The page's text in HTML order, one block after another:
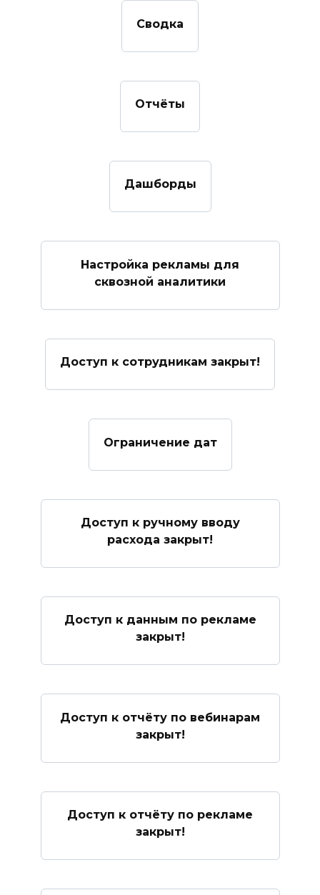
Сводка
Отчёты
Дашборды
Настройка рекламы для
сквозной аналитики
Доступ к сотрудникам закрыт!
Ограничение дат
Доступ к ручному вводу
расхода закрыт!
Доступ к данным по рекламе
закрыт!
Доступ к отчёту по вебинарам
закрыт!
Доступ к отчёту по рекламе
закрыт!